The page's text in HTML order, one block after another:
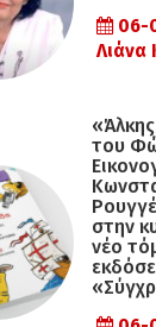
06-
Λιάνα
του
στην
νέο